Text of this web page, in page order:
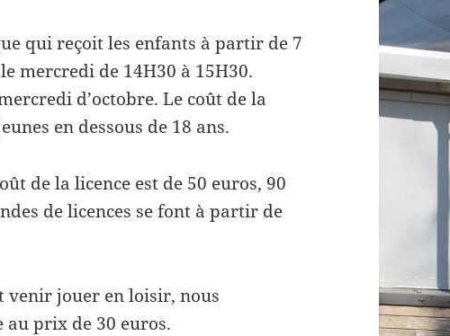
qui reçoit les enfants à partir de 7
mercredi de 14H30 à 15H30.
d’octobre. Le coût de la
en dessous de 18 ans.
de la licence est de 50 euros, 90
de licences se font à partir de
venir jouer en loisir, nous
au prix de 30 euros.